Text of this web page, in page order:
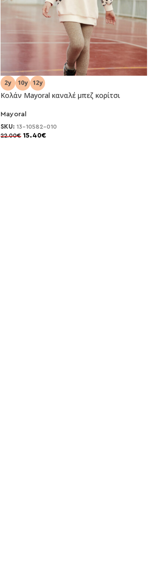
-30%
NEO
Κολάν Mayoral καναλέ μπεζ κορίτσι
Mayoral
SKU: 13-10582-010
22.00€ 15.40€